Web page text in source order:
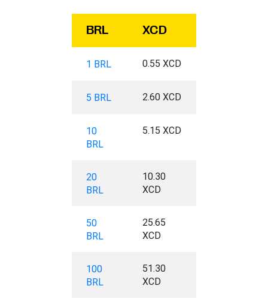
BRL XCD
1 BRL 0.55 XCD
5 BRL 2.60 XCD
10
BRL
5.15 XCD
20
BRL
10.30
XCD
50
BRL
25.65
XCD
100
BRL
51.30
XCD